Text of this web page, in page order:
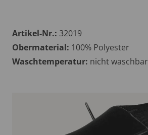
Artikel-Nr.: 32019
Obermaterial: 100% Polyester
Waschtemperatur: nicht waschbar